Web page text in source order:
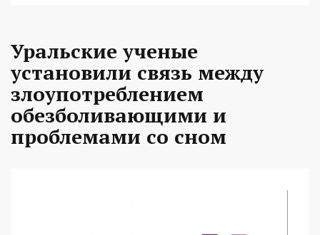
Уральские ученые
установили связь между
злоупотреблением
обезболивающими и
проблемами со сном